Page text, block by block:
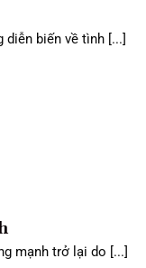
diễn biến về tình [...]
mạnh trở lại do [...]